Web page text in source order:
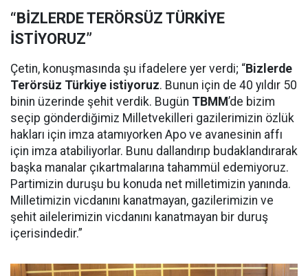
“BİZLERDE TERÖRSÜZ TÜRKİYE
İSTİYORUZ”
Çetin, konuşmasında şu ifadelere yer verdi; “Bizlerde
Terörsüz Türkiye istiyoruz. Bunun için de 40 yıldır 50
binin üzerinde şehit verdik. Bugün TBMM’de bizim
seçip gönderdiğimiz Milletvekilleri gazilerimizin özlük
hakları için imza atamıyorken Apo ve avanesinin affı
için imza atabiliyorlar. Bunu dallandırıp budaklandırarak
başka manalar çıkartmalarına tahammül edemiyoruz.
Partimizin duruşu bu konuda net milletimizin yanında.
Milletimizin vicdanını kanatmayan, gazilerimizin ve
şehit ailelerimizin vicdanını kanatmayan bir duruş
içerisindedir.”